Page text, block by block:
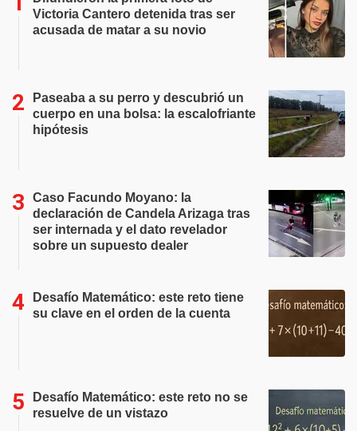
Victoria Cantero detenida tras ser
acusada de matar a su novio
Paseaba a su perro y descubrió un
cuerpo en una bolsa: la escalofriante
hipótesis
Caso Facundo Moyano: la
declaración de Candela Arizaga tras
ser internada y el dato revelador
sobre un supuesto dealer
Desafío Matemático: este reto tiene
su clave en el orden de la cuenta
Desafío Matemático: este reto no se
resuelve de un vistazo